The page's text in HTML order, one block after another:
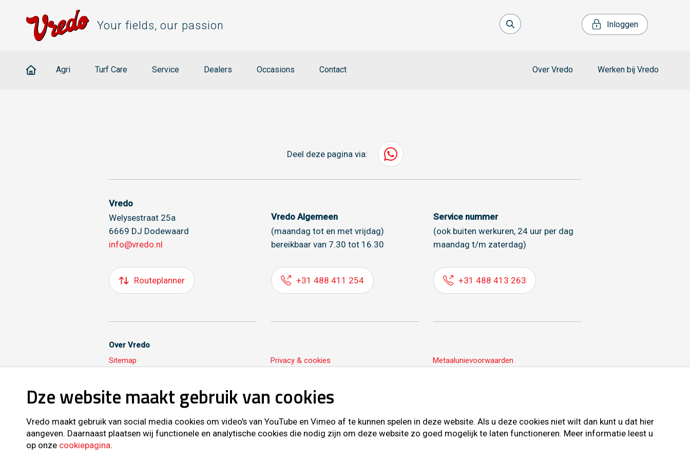
Your fields, our passion Inloggen
Agri Turf Care Service Dealers Occasions Contact Over Vredo Werken bij Vredo
Deel deze pagina via:
Vredo
Welysestraat 25a
6669 DJ Dodewaard
info@vredo.nl
Routeplanner
Vredo Algemeen
(maandag tot en met vrijdag)
bereikbaar van 7.30 tot 16.30
+31 488 411 254
Service nummer
(ook buiten werkuren, 24 uur per dag
maandag t/m zaterdag)
+31 488 413 263
Over Vredo
Sitemap
Privacy & cookies Metaalunievoorwaarden
Volg ons ook op
Dze website maakt gebruik van cookies
Vredo maakt gebruik van social media cookies om video's van YouTube en Vimeo af te kunnen spelen in deze website. Als u deze cookies niet wilt dan kunt u dat hier
aangeven. Daarnaast plaatsen wij functionele en analytische cookies die nodig zijn om deze website zo goed mogelijk te laten functioneren. Meer informatie leest u
op onze cookiepagina.